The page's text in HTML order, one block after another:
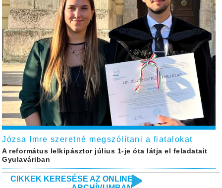
Józsa Imre szeretné megszólítani a fiatalokat
A református lelkipásztor július 1-je óta látja el feladatait
Gyulaváriban
CIKKEK KERESÉSE AZ ONLINE